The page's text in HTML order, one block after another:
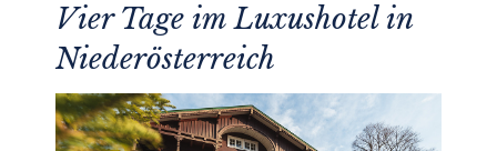
Vier Tage im Luxushotel in
Niederösterreich